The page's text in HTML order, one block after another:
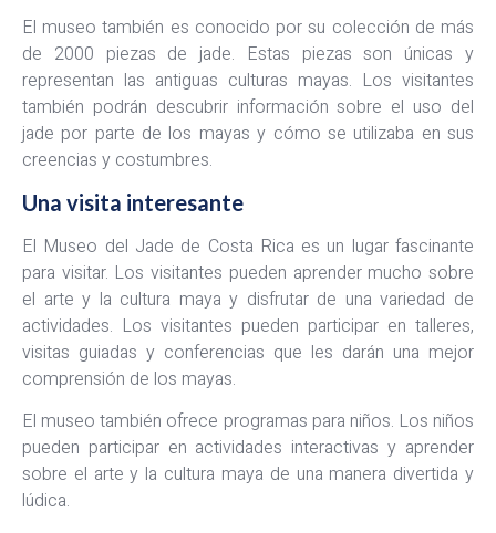
El museo también es conocido por su colección de más
de 2000 piezas de jade. Estas piezas son únicas y
representan las antiguas culturas mayas. Los visitantes
también podrán descubrir información sobre el uso del
jade por parte de los mayas y cómo se utilizaba en sus
creencias y costumbres.
Una visita interesante
El Museo del Jade de Costa Rica es un lugar fascinante
para visitar. Los visitantes pueden aprender mucho sobre
el arte y la cultura maya y disfrutar de una variedad de
actividades. Los visitantes pueden participar en talleres,
visitas guiadas y conferencias que les darán una mejor
comprensión de los mayas.
El museo también ofrece programas para niños. Los niños
pueden participar en actividades interactivas y aprender
sobre el arte y la cultura maya de una manera divertida y
lúdica.